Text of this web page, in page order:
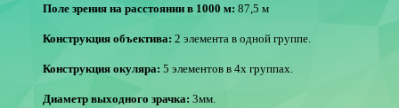
Поле зрения на расстоянии в 1000 м: 87,5 м
Конструкция объектива: 2 элемента в одной группе.
Конструкция окуляра: 5 элементов в 4х группах.
Диаметр выходного зрачка: 3мм.